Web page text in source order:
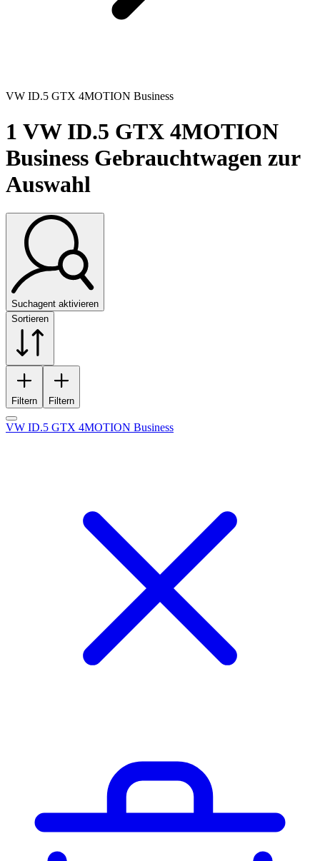
VW ID.5 GTX 4MOTION Business
1 VW ID.5 GTX 4MOTION
Business Gebrauchtwagen zur
Auswahl
Suchagent aktivieren
Sortieren
Filtern Filtern
VW ID.5 GTX 4MOTION Business